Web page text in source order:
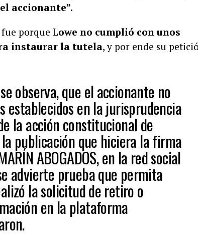
accionante”.
porque Lowe no cumplió con unos
instaurar la tutela, y por ende su
observa, que el accionante no
establecidos en la jurisprudencia
la acción constitucional de
publicación que hiciera la firma
ABOGADOS, en la red social
advierte prueba que permita
la solicitud de retiro o
en la plataforma